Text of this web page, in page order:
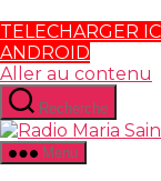
TELECHARGER
ANDROID
Aller au contenu
Recherche
Menu